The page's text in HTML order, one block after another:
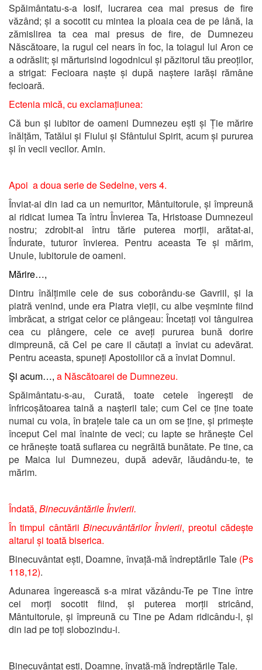
Spăimântatu-s-a Iosif, lucrarea cea mai presus de fire
văzând; și a socotit cu mintea la ploaia cea de pe lână, la
zămislirea ta cea mai presus de fire, de Dumnezeu
Născătoare, la rugul cel nears în foc, la toiagul lui Aron ce
a odrăslit; și mărturisind logodnicul și păzitorul tău preoților,
a strigat: Fecioara naște și după naștere iarăși rămâne
fecioară.
Ectenia mică, cu exclamațiunea:
Că bun și iubitor de oameni Dumnezeu ești și Ție mărire
înălțăm, Tatălui și Fiului și Sfântului Spirit, acum și pururea
și în vecii vecilor. Amin.
Apoi a doua serie de Sedelne, vers 4.
Înviat-ai din iad ca un nemuritor, Mântuitorule, și împreună
ai ridicat lumea Ta întru Învierea Ta, Hristoase Dumnezeul
nostru; zdrobit-ai întru tărie puterea morții, arătat-ai,
Îndurate, tuturor învierea. Pentru aceasta Te și mărim,
Unule, Iubitorule de oameni.
Mărire…,
Dintru înălțimile cele de sus coborându-se Gavriil, și la
piatră venind, unde era Piatra vieții, cu albe veșminte fiind
îmbrăcat, a strigat celor ce plângeau: Încetați voi tânguirea
cea cu plângere, cele ce aveți pururea bună dorire
dimpreună, că Cel pe care il căutați a înviat cu adevărat.
Pentru aceasta, spuneți Apostolilor că a înviat Domnul.
Şi acum…, a Născătoarei de Dumnezeu.
Spăimântatu-s-au, Curată, toate cetele îngerești de
înfricoșătoarea taină a nașterii tale; cum Cel ce ține toate
numai cu voia, în brațele tale ca un om se ține, și primește
început Cel mai înainte de veci; cu lapte se hrănește Cel
ce hrănește toată suflarea cu negrăită bunătate. Pe tine, ca
pe Maica lui Dumnezeu, după adevăr, lăudându-te, te
mărim.
Îndată, Binecuvântările Învierii.
În timpul cântării Binecuvântărilor Învierii, preotul cădește
altarul și toată biserica.
Binecuvântat ești, Doamne, învață-mă îndreptările Tale(Ps
118,12).
Adunarea îngerească s-a mirat văzându-Te pe Tine între
cei morți socotit fiind, și puterea morții stricând,
Mântuitorule, și împreună cu Tine pe Adam ridicându-l, și
din iad pe toți slobozindu-i.
Binecuvântat ești, Doamne, învață-mă îndreptările Tale.